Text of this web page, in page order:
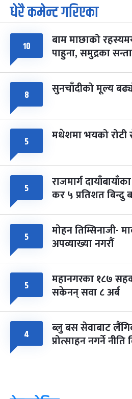
धेरै कमेन्ट गरिएका
१० बाम माछाको
पाहुना, समुद्रका
८ सुनचाँदीको मूल्य
५ मधेशमा भयको रोटी
५ राजमार्ग
कर ५ प्रतिशत बिन्दु
५ मोहन तिम्सिनाजी-
अपव्याख्या नगरौं
५ महानगरका १८७
सकेनन् सवा ८ अर्ब
४ ब्लु बस सेवाबाट
प्रोत्साहन नगर्ने नीति